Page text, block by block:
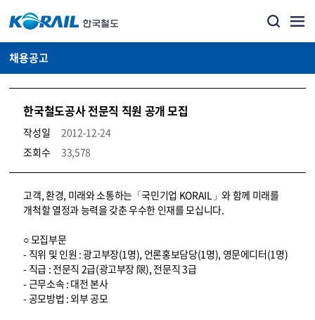
채용공고
한국철도공사 전문직 직원 공개 모집
작성일
2012-12-24
조회수
33,578
코레일소개_경영공시_채용공고 상세보기 – 내용, 파일, 담당자 연락처로 구성
고객, 환경, 미래와 소통하는「국민기업 KORAIL」와 함께 미래를
개척할 열정과 능력을 갖춘 우수한 인재를 모십니다.
○ 모집부문
- 직위 및 인원 : 광고부장(1명), 언론홍보담당(1명), 영문에디터(1명)
- 직급 : 전문직 2급(광고부장 限), 전문직 3급
- 근무소속 : 대전 본사
- 공모방법 : 외부 공모